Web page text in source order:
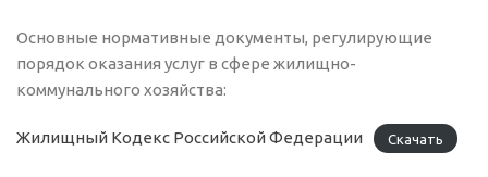
Основные нормативные документы, регулирующие
порядок оказания услуг в сфере жилищно-
коммунального хозяйства:
Жилищный Кодекс Российской Федерации Скачать